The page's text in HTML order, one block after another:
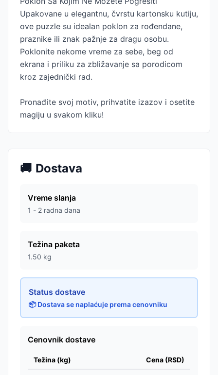
Upakovane u elegantnu, čvrstu kartonsku kutiju,
ove puzzle su idealan poklon za rođendane,
praznike ili znak pažnje za dragu osobu.
Poklonite nekome vreme za sebe, beg od
ekrana i priliku za zbližavanje sa porodicom
kroz zajednički rad.
Pronađite svoj motiv, prihvatite izazov i osetite
magiju u svakom kliku!
🚚 Dostava
Vreme slanja
1 - 2 radna dana
Težina paketa
1.50 kg
Status dostave
📦 Dostava se naplaćuje prema cenovniku
Cenovnik dostave
Težina (kg) Cena (RSD)